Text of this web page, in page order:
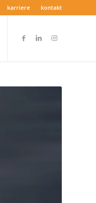
karriere kontakt